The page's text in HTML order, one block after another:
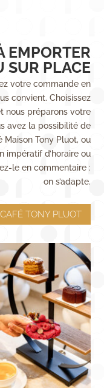
EMPORTER
SUR PLACE
votre commande en
convient. Choisissez
nous préparons votre
avez la possibilité de
Tony Pluot, ou
d’horaire ou
le en commentaire :
on s’adapte.
TONY PLUOT